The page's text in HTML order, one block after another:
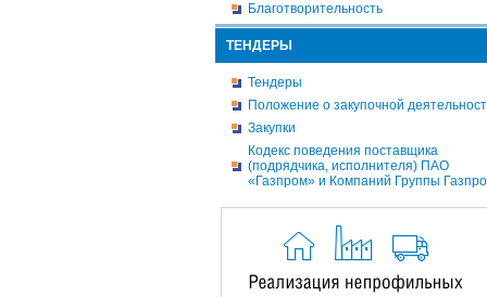
Благотворительность
ТЕНДЕРЫ
Тендеры
Положение о закупочной
Закупки
Кодекс поведения поставщика
(подрядчика, исполнителя) ПАО
«Газпром» и Компаний Группы